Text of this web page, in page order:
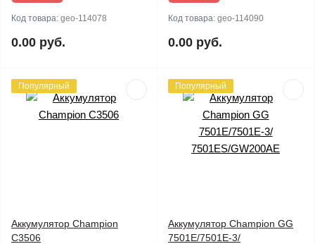
Код товара: geo-114078
0.00 руб.
Код товара: geo-114090
0.00 руб.
Популярный
Аккумулятор Champion
C3506
Популярный
Аккумулятор Champion GG
7501E/7501E-3/